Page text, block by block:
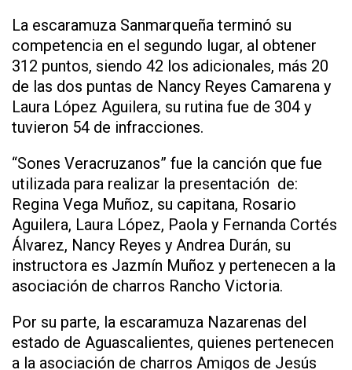
La escaramuza Sanmarqueña terminó su
competencia en el segundo lugar, al obtener
312 puntos, siendo 42 los adicionales, más 20
de las dos puntas de Nancy Reyes Camarena y
Laura López Aguilera, su rutina fue de 304 y
tuvieron 54 de infracciones.
“Sones Veracruzanos” fue la canción que fue
utilizada para realizar la presentación de:
Regina Vega Muñoz, su capitana, Rosario
Aguilera, Laura López, Paola y Fernanda Cortés
Álvarez, Nancy Reyes y Andrea Durán, su
instructora es Jazmín Muñoz y pertenecen a la
asociación de charros Rancho Victoria.
Por su parte, la escaramuza Nazarenas del
estado de Aguascalientes, quienes pertenecen
a la asociación de charros Amigos de Jesús